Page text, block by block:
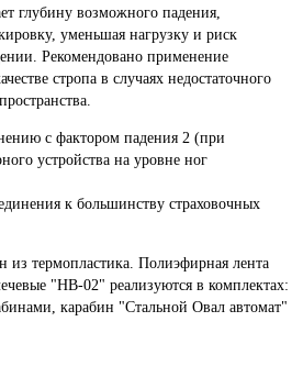
глубину возможного падения,
уменьшая нагрузку и риск
Рекомендовано применение
стропа в случаях недостаточного
с фактором падения 2 (при
устройства на уровне ног
к большинству страховочных
из термопластика. Полиэфирная лента
"НВ-02" реализуются в комплектах:
карабин "Стальной Овал автомат"